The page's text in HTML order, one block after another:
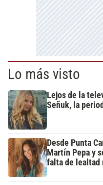
Lo más visto
Lejos de la
Señuk, la
Desde Punta
Martín Pepa y
falta de lealtad